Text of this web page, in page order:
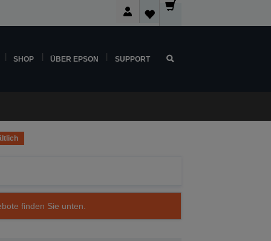
SHOP ÜBER EPSON SUPPORT
finden Sie unten.